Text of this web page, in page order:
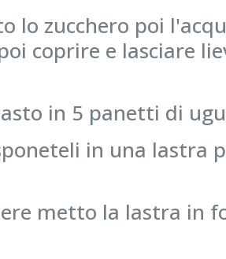
lo zucchero poi
coprire e lasciare
in 5 panetti di
in una lastra
metto la lastra in